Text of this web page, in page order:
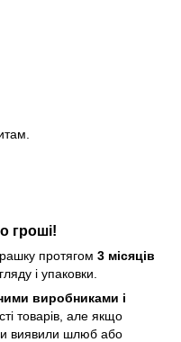
гроші!
протягом 3 місяців
і упаковки.
виробниками і
товарів, але якщо
виявили шлюб або